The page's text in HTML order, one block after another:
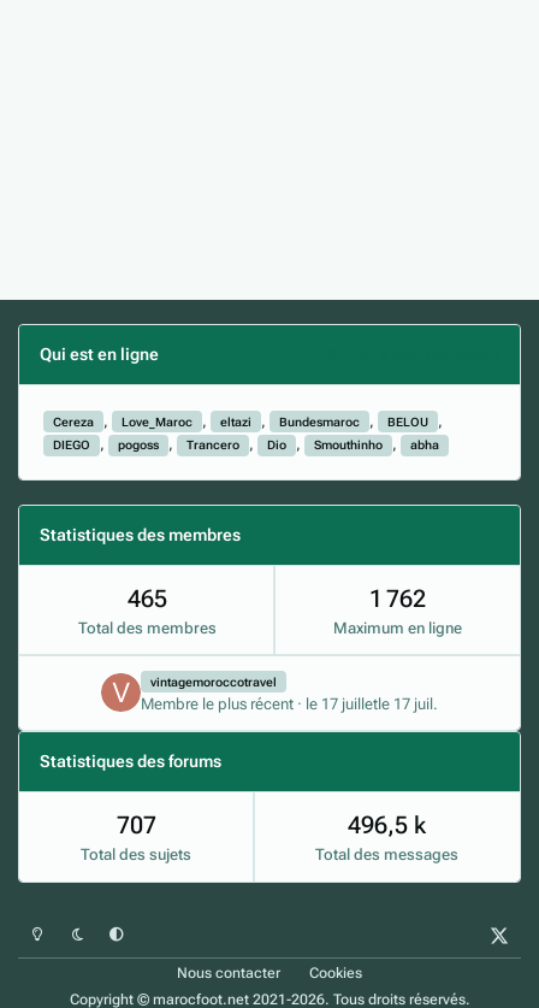
Qui est en ligne
Cereza Love_Maroc eltazi Bundesmaroc
BELOU
DIEGO
pogoss Trancero Dio Smouthinho abha
Statistiques des membres
465
Total des membres
1 762
Maximum en ligne
vintagemoroccotravel
Membre le plus récent · le 17 juilletle 17 juil.
Statistiques des forums
Total des sujets
707
Total des messages
496,5 k
Mode clairMode sombrePréférence du système
Nous contacter
Cookies
Copyright © marocfoot.net 2021-2026. Tous droits réservés.